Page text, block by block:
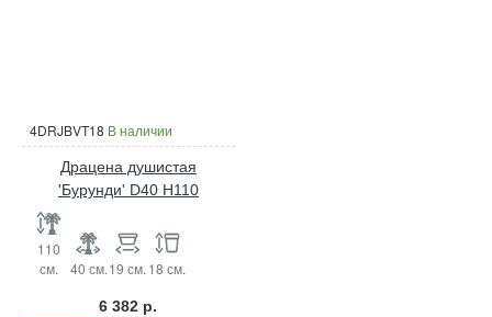
4DRJBVT18 В наличии
Драцена душистая
'Бурунди' D40 H110
110
см.
40 см.19 см. 18 см.
6 382 р.